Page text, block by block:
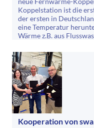
Koppelstation ist die
der ersten in
eine Temperatur
Wärme z.B. aus
Kooperation von